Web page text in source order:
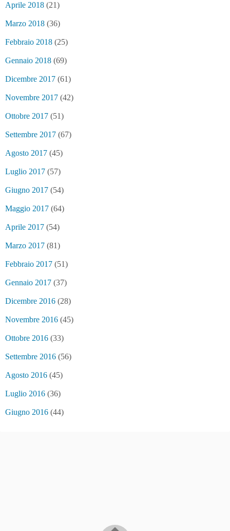
Aprile 2018 (21)
Marzo 2018 (36)
Febbraio 2018 (25)
Gennaio 2018 (69)
Dicembre 2017 (61)
Novembre 2017 (42)
Ottobre 2017 (51)
Settembre 2017 (67)
Agosto 2017 (45)
Luglio 2017 (57)
Giugno 2017 (54)
Maggio 2017 (64)
Aprile 2017 (54)
Marzo 2017 (81)
Febbraio 2017 (51)
Gennaio 2017 (37)
Dicembre 2016 (28)
Novembre 2016 (45)
Ottobre 2016 (33)
Settembre 2016 (56)
Agosto 2016 (45)
Luglio 2016 (36)
Giugno 2016 (44)